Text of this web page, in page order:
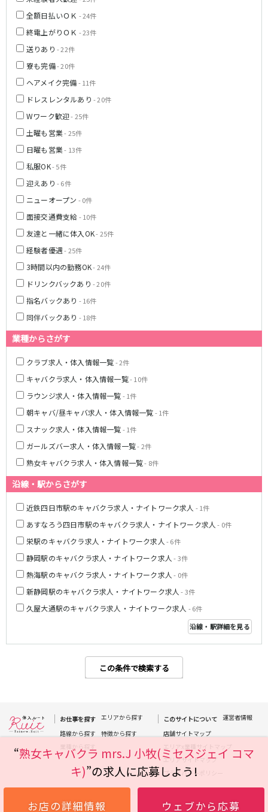
全額日払いＯＫ - 24件
終電上がりＯＫ - 23件
送りあり - 22件
寮も完備- 20件
ヘアメイク完備- 11件
ドレスレンタルあり - 20件
Wワーク歓迎- 25件
土曜も営業- 25件
日曜も営業- 13件
私服OK- 5件
迎えあり - 6件
ニューオープン - 0件
面接交通費支給- 10件
友達と一緒に体入OK- 25件
経験者優遇- 25件
3時間以内の勤務OK- 24件
ドリンクバックあり - 20件
指名バックあり - 16件
同伴バックあり - 18件
業種からさがす
クラブ求人・体入情報一覧- 2件
キャバクラ求人・体入情報一覧- 10件
ラウンジ求人・体入情報一覧- 1件
朝キャバ/昼キャバ求人・体入情報一覧- 1件
スナック求人・体入情報一覧- 1件
ガールズバー求人・体入情報一覧- 2件
熟女キャバクラ求人・体入情報一覧- 8件
沿線・駅からさがす
近鉄四日市駅のキャバクラ求人・ナイトワーク求人 - 1件
あすなろう四日市駅のキャバクラ求人・ナイトワーク求人 - 0件
栄駅のキャバクラ求人・ナイトワーク求人 - 6件
静岡駅のキャバクラ求人・ナイトワーク求人 - 3件
熱海駅のキャバクラ求人・ナイトワーク求人 - 0件
新静岡駅のキャバクラ求人・ナイトワーク求人 - 3件
久屋大通駅のキャバクラ求人・ナイトワーク求人 - 6件
沿線・駅詳細を見る
この条件で検索する
名鉄小牧線
春日井駅
小牧原駅
名鉄河和線
青山駅
JR東海道本線(岐阜～美濃赤坂・米原)
岐阜駅
名古屋市営地下鉄名港線
金山駅
名鉄尾西線
観音寺駅
名鉄豊田線
豊田市駅
JR東海道本線(熱海～浜松)
沼津駅
掛川駅
東静岡駅
三島駅
静岡鉄道静岡清水線
新静岡駅
遠州鉄道鉄道線
新浜松駅
JR御殿場線
伊豆箱根鉄道駿豆線
天竜浜名湖線
該当求人 0件 選択した内容で設定
お仕事を探す エリアから探す
路線から探す
特徴から探す
業種から探す
このサイトについて
運営者情報
店舗サイトマップ
エリアサイトマップ
プライバシーポリシー
“熟女キャバクラ mrs.J 小牧(ミセスジェイ コマ
キ)”の求人に応募しよう!
お店の詳細情報 ウェブから応募